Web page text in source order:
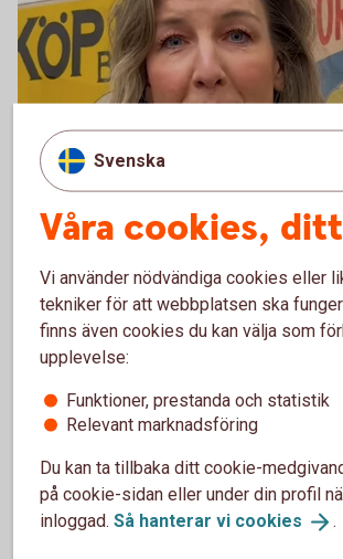
Majblomman
Majblomman är en ideell
arbetar för att motverka
Genom att dela ut ekonomiskt stöd,
och finansiera forskning ger vi barn i
har rätt till. Pengarna som Majblomman
spararna i Swedbank Humanfond går
att spela fotboll eller lära sig spela
Se filmen med Majblomman
Svenska
Våra cookies,
Vi använder nödvändiga cookies eller
tekniker för att webbplatsen ska
finns även cookies du kan välja som
upplevelse:
Funktioner, prestanda och statistik
Relevant marknadsföring
Du kan ta tillbaka ditt cookie-
på cookie-sidan eller under din profil
inloggad. Så hanterar vi cookies .